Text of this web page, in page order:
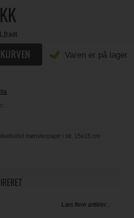
fragt
Varen er på lager
mønsterpapir i str. 15x15 cm
Læs flere artikler...